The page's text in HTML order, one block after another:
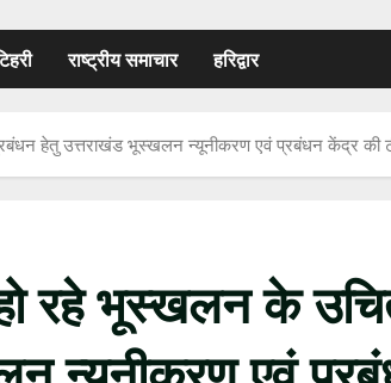
राष्ट्रीय समाचार हरिद्वार
हेतु उत्तराखंड भूस्खलन न्यूनीकरण एवं प्रबंधन केंद्र की
हो रहे भूस्खलन के